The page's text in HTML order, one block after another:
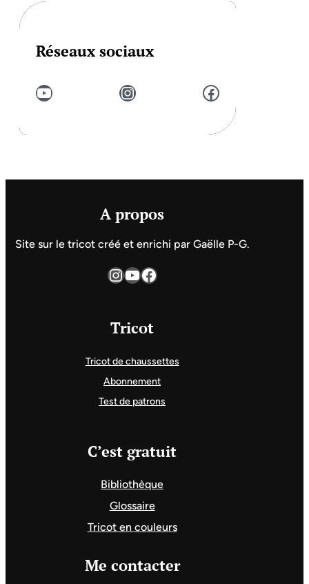
Réseaux sociaux
YouTube Instagram Facebook
A propos
Site sur le tricot créé et enrichi par Gaëlle P-G.
InstagramYouTube Facebook
Tricot
Tricot de chaussettes
Abonnement
Test de patrons
C’est gratuit
Bibliothèque
Glossaire
Tricot en couleurs
Me contacter